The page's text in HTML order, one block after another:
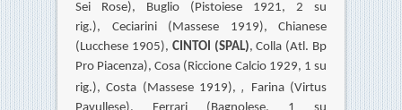
Sei Rose), Buglio (Pistoiese 1921, 2 su
rig.), Ceciarini (Massese 1919), Chianese
(Lucchese 1905), CINTOI (SPAL),Colla (Atl. Bp
Pro Piacenza),Cosa (Riccione Calcio 1929, 1 su
rig.),Costa (Massese 1919),,
Farina (Virtus